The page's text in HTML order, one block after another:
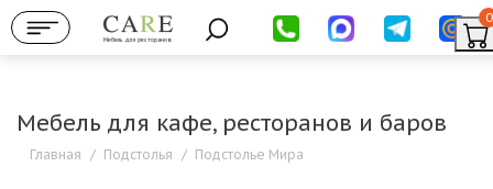
Мебель для ресторанов
0
Мебель для кафе, ресторанов и баров
Главная / Подстолья / Подстолье Мира